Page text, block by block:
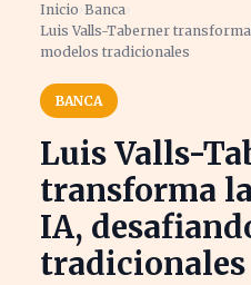
Inicio ›Banca›
Luis Valls-Taberner
modelos tradicionales
BANCA
Luis Valls-
transforma
IA,
tradicionales